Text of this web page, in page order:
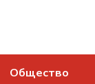
Общество